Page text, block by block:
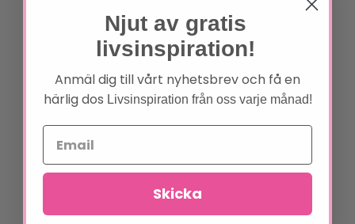
Varför det känns som
att tiden går mycket
snabbare nu än
tidigare
Webbredaktör Admin
augusti, 2023
Njut av gratis
livsinspiration!
Anmäl dig till vårt nyhetsbrev och få en
härlig dos Livsinspiration från oss varje månad!
Skicka